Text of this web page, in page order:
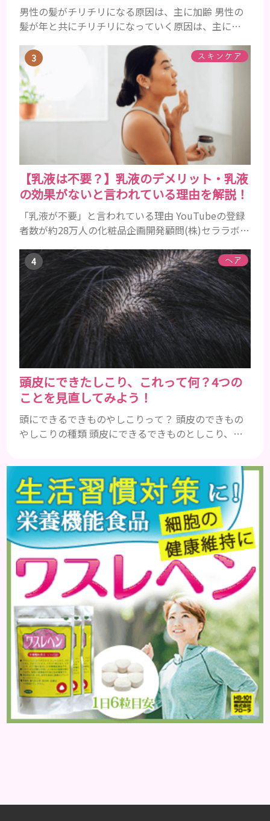
男性の髪がチリチリになる原因は、主に加齢 男性の
髪が年と共にチリチリになっていく原因は、主に加
にツヤがあった男性も、いつのまにか髪がチリチリ
でペタンとするようになったと感じる人もいるでし
ょう。特に大人の男性としての魅力が出てくる40代
以降の男性に悩んでいる人が多い傾向があります。
髪が生え変わるサイクルは、年齢と共に乱れていき
ます。髪が太くならないま...
スキンケア
【乳液は不要？】乳液のデメリット・乳液
の効果がないと言われている理由を解説！
「乳液が不要」と言われている理由 YouTubeの登録
者数が約28万人の化粧品企画開発顧問(株)セララボ代
た。 スキンケアで1番不要なものは『乳液』だと思っ
てます。成分を見ると化粧水と変わらない(乳濁剤で
濁らせてゲル化剤で粘度付けてるだけの)ものが多す
ぎますしそもそも油分を足したいならクリームがあ
ります。僕自身ここ10年くらい乳液は使ってません
がなんの...
ヘア
頭皮にできたしこり、これって何？4つの
ことを見直してみよう！
頭にできるできものやしこりって？ 頭皮のできもの
やしこりの種類 頭皮にできるできものとしこり、と
も違いますし、症状や種類によっても違います。まず
はどんな病気なのか、よりも、どんな種類のできも
のやしこりがあるのかを解説いきましょう。 水疱 ご
存知の方もいらっしゃるかと思いますが、すいほ
う、と読みます。これは表皮や表皮下にできるもので
す。表皮は0.2mmほ...